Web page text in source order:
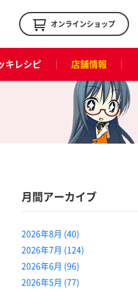
オンラインショップ
キレシピ 店舗情報
月間アーカイブ
2026年8月 (40)
2026年7月 (124)
2026年6月 (96)
2026年5月 (77)